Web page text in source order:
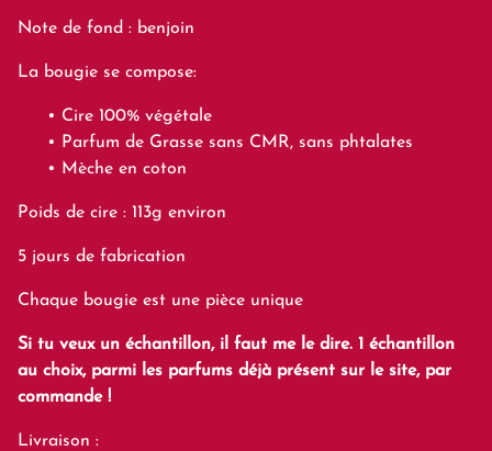
Note de fond : benjoin
La bougie se compose:
Cire 100% végétale
Parfum de Grasse sans CMR, sans phtalates
Mèche en coton
Poids de cire : 113g environ
5 jours de fabrication
Chaque bougie est une pièce unique
Si tu veux un échantillon, il faut me le dire. 1 échantillon
au choix, parmi les parfums déjà présent sur le site, par
commande !
Livraison :